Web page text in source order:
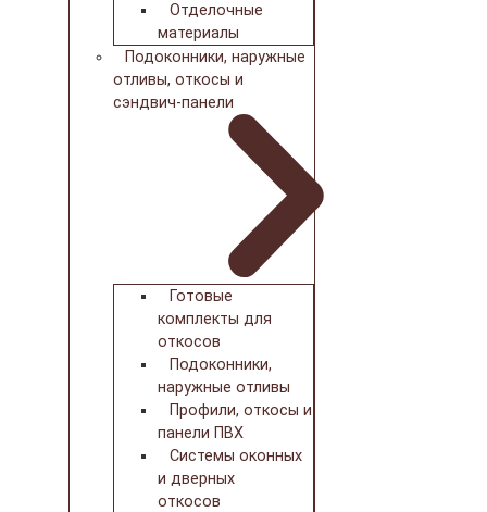
Отделочные
материалы
Подоконники, наружные
отливы, откосы и
сэндвич-панели
Готовые
комплекты для
откосов
Подоконники,
наружные отливы
Профили, откосы и
панели ПВХ
Системы оконных
и дверных
откосов